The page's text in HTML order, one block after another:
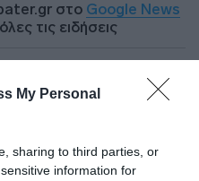
My Personal
sharing to third parties, or
information for
στο Google News
τις ειδήσεις
ΣΤΗΝ ΕΥΒΟΙΑ